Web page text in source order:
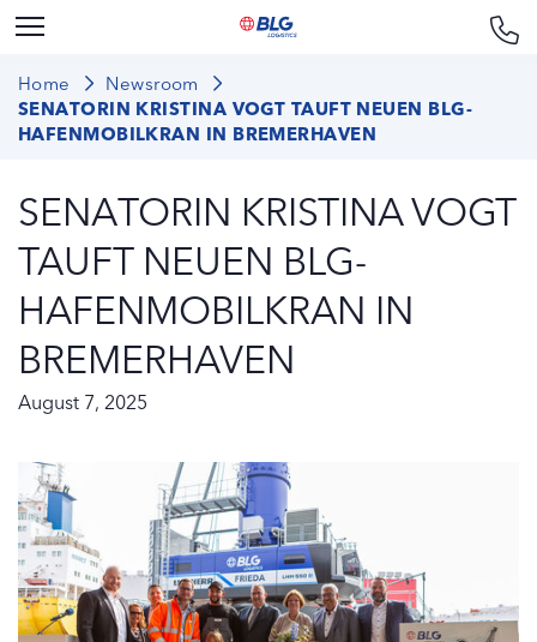
Home
Newsroom
SENATORIN KRISTINA VOGT TAUFT NEUEN BLG-
HAFENMOBILKRAN IN BREMERHAVEN
SENATORIN KRISTINA VOGT
TAUFT NEUEN BLG-
HAFENMOBILKRAN IN
BREMERHAVEN
August 7, 2025